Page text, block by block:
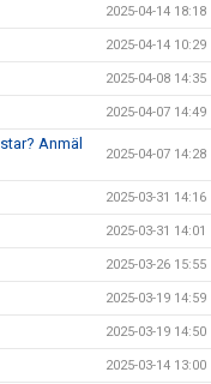
2025-04-14 18:18
2025-04-14 10:29
2025-04-08 14:35
2025-04-07 14:49
Anmäl
2025-04-07 14:28
2025-03-31 14:16
2025-03-31 14:01
2025-03-26 15:55
2025-03-19 14:59
2025-03-19 14:50
2025-03-14 13:00